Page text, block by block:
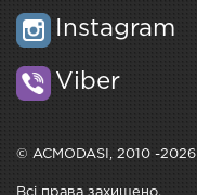
Instagram
Viber
© ACMODASI, 2010 -2026
Всі права захищено.